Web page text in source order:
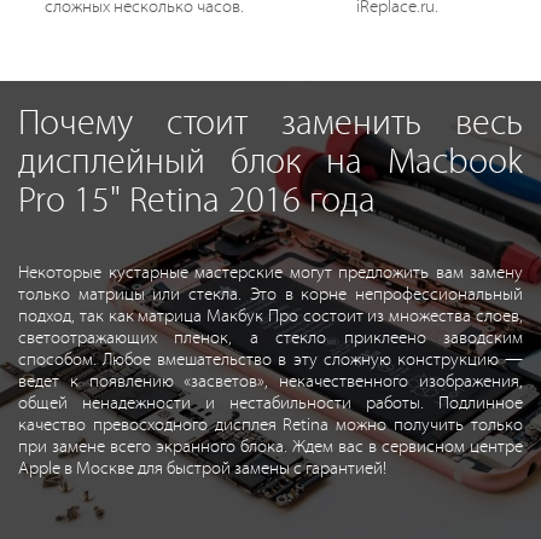
сложных несколько часов.
iReplace.ru.
Почему стоит заменить весь
дисплейный блок на Macbook
Pro 15" Retina 2016 года
Некоторые кустарные мастерские могут предложить вам замену
только матрицы или стекла. Это в корне непрофессиональный
подход, так как матрица Макбук Про состоит из множества слоев,
светоотражающих пленок, а стекло приклеено заводским
способом. Любое вмешательство в эту сложную конструкцию —
ведет к появлению «засветов», некачественного изображения,
общей ненадежности и нестабильности работы. Подлинное
качество превосходного дисплея Retina можно получить только
при замене всего экранного блока. Ждем вас в сервисном центре
Apple в Москве для быстрой замены с гарантией!